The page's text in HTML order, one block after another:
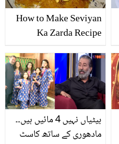
How to Make Seviyan
Ka Zarda Recipe
بیٹیاں نہیں 4 مائیں ہیں۔۔
مادھوری کے ساتھ کاسٹ